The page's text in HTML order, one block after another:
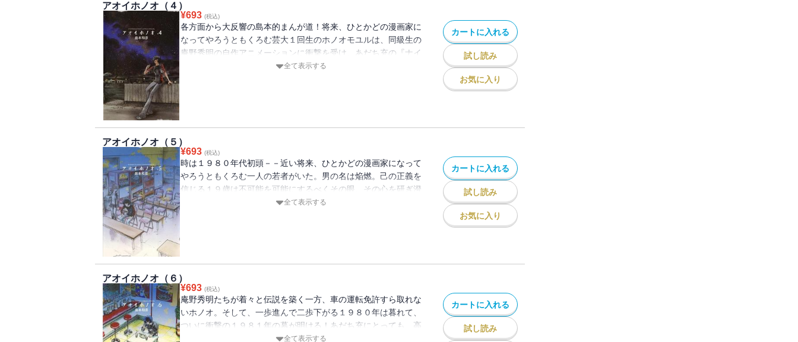
アオイホノオ（４）
¥693 (税込)
各方面から大反響の島本的まんが道！将来、ひとかどの漫画家に
なってやろうともくろむ芸大１回生のホノオモユルは、同級生の
庵野秀明の自作アニメーションに衝撃を受け、あだち充の『ナイ
ン』にもだえ苦しむ！三歩進んで四歩戻る七転八倒青春エレジー
全て表示する
カートに入れる
試し読み
お気に入り
アオイホノオ（５）
¥693 (税込)
時は１９８０年代初頭－－近い将来、ひとかどの漫画家になって
やろうともくろむ一人の若者がいた。男の名は焔燃。己の正義を
信じる１９歳は不可能を可能にするべくその眼、その心を研ぎ澄
ませる－－！！プライドとジェラシーが火花を散らす熱血芸大生
全て表示する
カートに入れる
試し読み
お気に入り
アオイホノオ（６）
¥693 (税込)
庵野秀明たちが着々と伝説を築く一方、車の運転免許すら取れな
いホノオ。そして、一歩進んで二歩下がる１９８０年は暮れて、
ついに衝撃の１９８１年の幕が明ける！あだち充にとっても、高
橋留美子にとっても庵野秀明にとっても重要な一年が今、始ま
全て表示する
カートに入れる
試し読み